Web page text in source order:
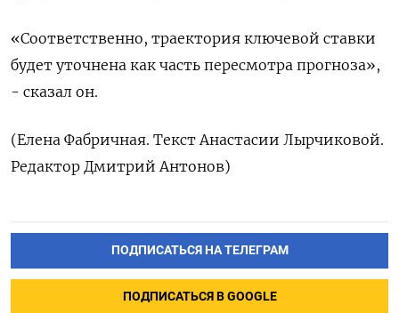
«Соответственно, траектория ключевой ставки
будет уточнена как часть пересмотра прогноза»,
- сказал он.
(Елена Фабричная. Текст Анастасии Лырчиковой.
Редактор Дмитрий Антонов)
ПОДПИСАТЬСЯ НА ТЕЛЕГРАМ
ПОДПИСАТЬСЯ В GOOGLE